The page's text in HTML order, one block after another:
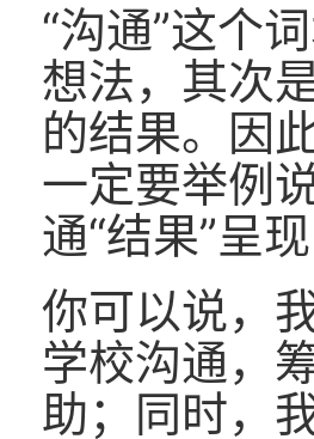
“沟通”这个
想法，其次
的结果。因
一定要举例
通“结果”呈现
你可以说，
学校沟通，
助；同时，